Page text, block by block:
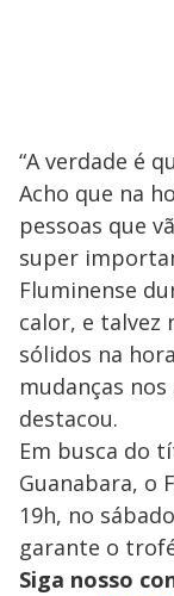
“A verdade é
Acho que na
pessoas que
super
Fluminense
calor, e talvez
sólidos na
mudanças
destacou.
Em busca do
Guanabara, o
19h, no
garante o
Siga nosso